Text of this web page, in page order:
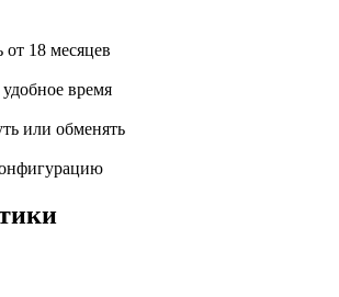
от 18 месяцев
время
или обменять